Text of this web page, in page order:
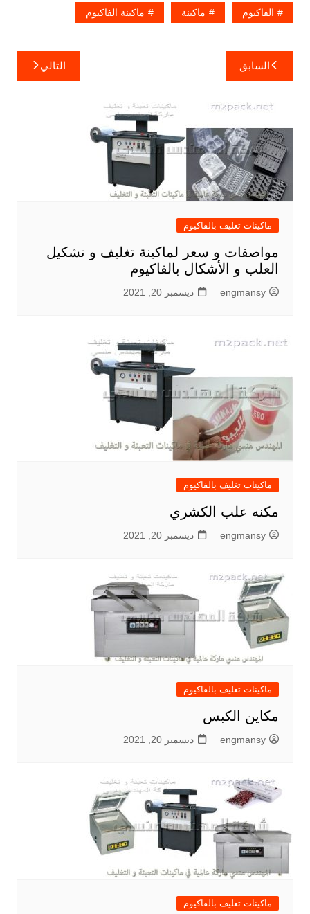
الفاكيوم ماكينة ماكينة الفاكيوم
تصفّح
المقالات
السابق التالي
ماكينات تغليف بالفاكيوم
مواصفات و سعر لماكينة تغليف و تشكيل
العلب و الأشكال بالفاكيوم
engmansy ديسمبر 20, 2021
ماكينات تغليف بالفاكيوم
مكنه علب الكشري
engmansy ديسمبر 20, 2021
ماكينات تغليف بالفاكيوم
مكاين الكبس
engmansy ديسمبر 20, 2021
ماكينات تغليف بالفاكيوم